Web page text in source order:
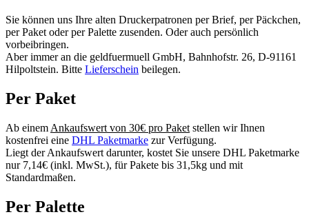
Sie können uns Ihre alten Druckerpatronen per Brief, per Päckchen,
per Paket oder per Palette zusenden. Oder auch persönlich
vorbeibringen.
Aber immer an die geldfuermuell GmbH, Bahnhofstr. 26, D-91161
Hilpoltstein. Bitte Lieferschein beilegen.
Per Paket
Ab einem Ankaufswert von 30€ pro Paket stellen wir Ihnen
kostenfrei eine DHL Paketmarke zur Verfügung.
Liegt der Ankaufswert darunter, kostet Sie unsere DHL Paketmarke
nur 7,14€ (inkl. MwSt.), für Pakete bis 31,5kg und mit
Standardmaßen.
Per Palette